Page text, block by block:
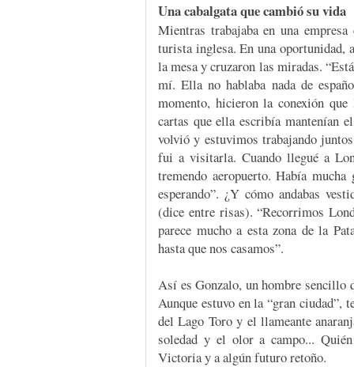
Una cabalgata que cambió su vida
Mientras trabajaba en una
turista inglesa. En una oportunidad,
la mesa y cruzaron las miradas.
mí. Ella no hablaba nada de
momento, hicieron la conexión
cartas que ella escribía mantenían
volvió y estuvimos trabajando
fui a visitarla. Cuando llegué a
tremendo aeropuerto. Había
esperando”. ¿Y cómo andabas
(dice entre risas). “Recorrimos
parece mucho a esta zona de la
hasta que nos casamos”.
Así es Gonzalo, un hombre sencillo
Aunque estuvo en la “gran ciudad”,
del Lago Toro y el llameante
soledad y el olor a campo...
Victoria y a algún futuro retoño.